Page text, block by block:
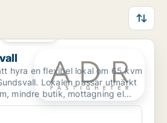
hyra en flexibel lokal om 65 kvm
Lokalen passar utmärkt
mindre butik, mottagning el...